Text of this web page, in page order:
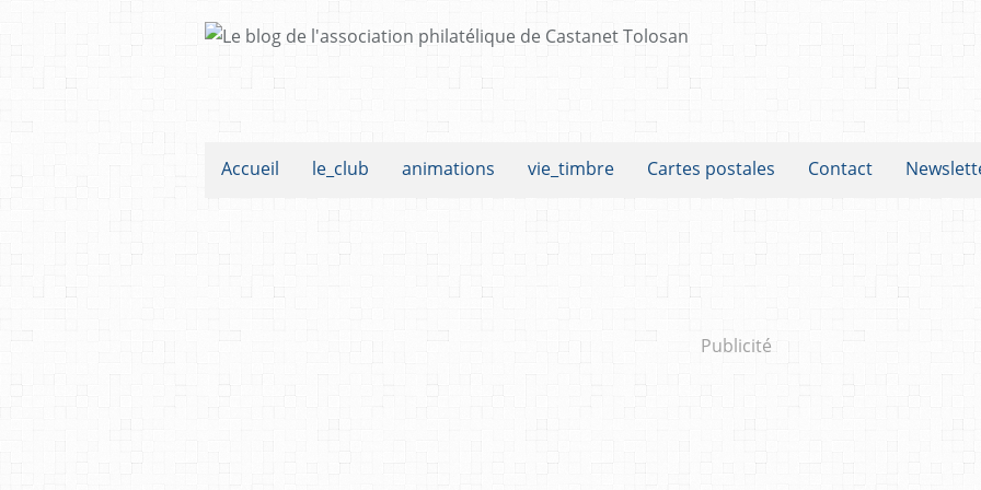
Accueil le_club animations vie_timbre Cartes postales Contact
Publicité